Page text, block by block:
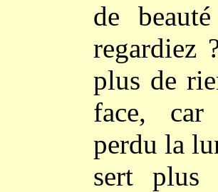
de
regardiez
plus de
face,
perdu la
sert